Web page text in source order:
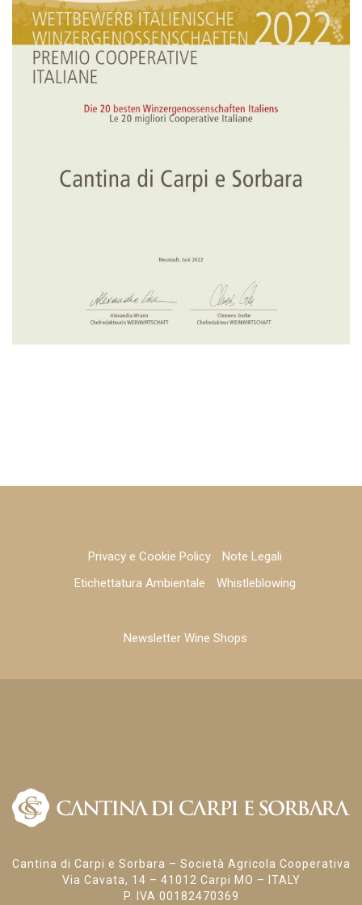
Privacy e Cookie Policy
Note Legali
Etichettatura Ambientale
Whistleblowing
Newsletter Wine Shops
Cantina di Carpi e Sorbara – Società Agricola Cooperativa
Via Cavata, 14 – 41012 Carpi MO – ITALY
P. IVA 00182470369